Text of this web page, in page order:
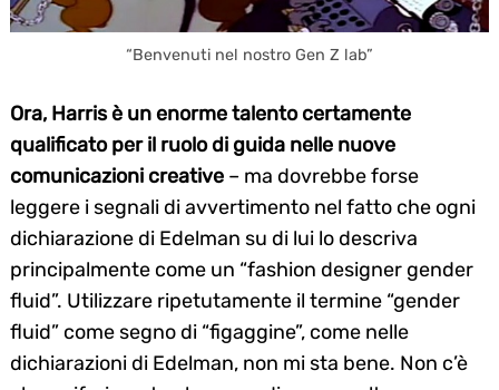
“Benvenuti nel nostro Gen Z lab”
Ora, Harris è un enorme talento certamente
qualificato per il ruolo di guida nelle nuove
comunicazioni creative – ma dovrebbe forse
leggere i segnali di avvertimento nel fatto che ogni
dichiarazione di Edelman su di lui lo descriva
principalmente come un “fashion designer gender
fluid”. Utilizzare ripetutamente il termine “gender
fluid” come segno di “figaggine”, come nelle
dichiarazioni di Edelman, non mi sta bene. Non c’è